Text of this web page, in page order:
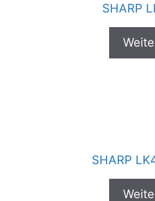
SHARP
SHARP